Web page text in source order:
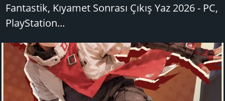
Fantastik, Kıyamet Sonrası Çıkış Yaz 2026 - PC,
PlayStation...